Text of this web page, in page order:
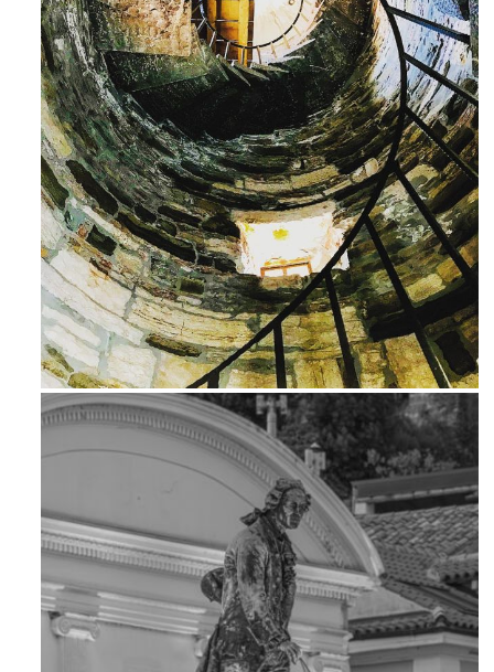
Ago 3